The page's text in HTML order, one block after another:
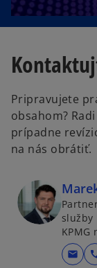
Pripravujete
obsahom?
prípadne
na nás obrátiť.
služby
KPMG
mail